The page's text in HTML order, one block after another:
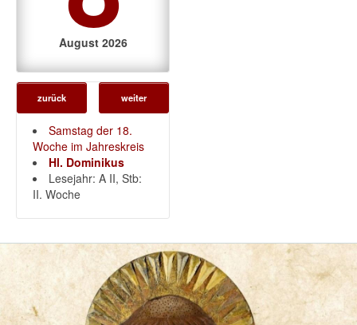
August 2026
zurück weiter
Samstag der 18.
Woche im Jahreskreis
Hl. Dominikus
Lesejahr: A II, Stb:
II. Woche